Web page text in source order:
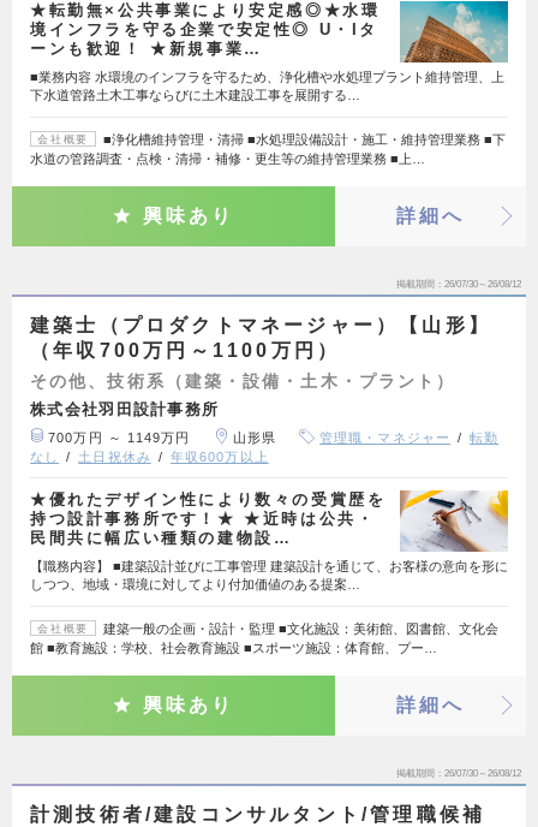
★転勤無×公共事業により安定感◎★水環
境インフラを守る企業で安定性◎ U・Iタ
ーンも歓迎！ ★新規事業…
■業務内容 水環境のインフラを守るため、浄化槽や水処理プラント維持管理、上
下水道管路土木工事ならびに土木建設工事を展開する…
会社概要
■浄化槽維持管理・清掃 ■水処理設備設計・施工・維持管理業務 ■下
水道の管路調査・点検・清掃・補修・更生等の維持管理業務 ■上…
興味あり 詳細へ
掲載期間 26/07/30～26/08/12
建築士（プロダクトマネージャー）【山形】
（年収700万円～1100万円）
その他、技術系（建築・設備・土木・プラント）
株式会社羽田設計事務所
700万円 ～ 1149万円 山形県 管理職・マネジャー
転勤
なし
土日祝休み 年収600万以上
★優れたデザイン性により数々の受賞歴を
持つ設計事務所です！★ ★近時は公共・
民間共に幅広い種類の建物設…
【職務内容】 ■建築設計並びに工事管理 建築設計を通じて、お客様の意向を形に
しつつ、地域・環境に対してより付加価値のある提案…
会社概要
建築一般の企画・設計・監理 ■文化施設：美術館、図書館、文化会
館 ■教育施設：学校、社会教育施設 ■スポーツ施設：体育館、プー…
興味あり 詳細へ
掲載期間 26/07/30～26/08/12
計測技術者/建設コンサルタント/管理職候補